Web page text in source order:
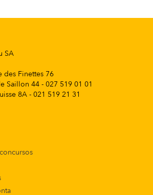
SA
des Finettes 76
Saillon 44 - 027 519 01 01
8A - 021 519 21 31